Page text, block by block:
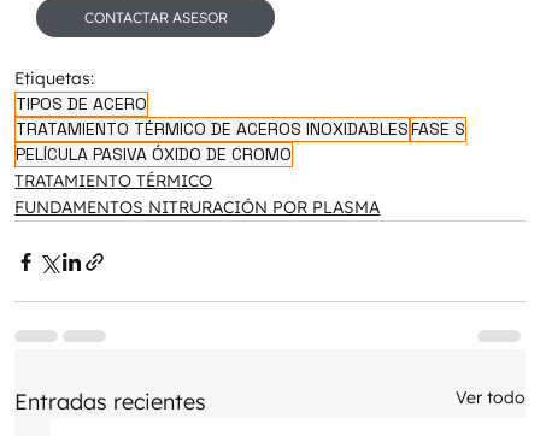
CONTACTAR ASESOR
Etiquetas:
TIPOS DE ACERO
TRATAMIENTO TÉRMICO DE ACEROS INOXIDABLESFASE S
PELÍCULA PASIVA ÓXIDO DE CROMO
TRATAMIENTO TÉRMICO
FUNDAMENTOS NITRURACIÓN POR PLASMA
Entradas recientes Ver todo